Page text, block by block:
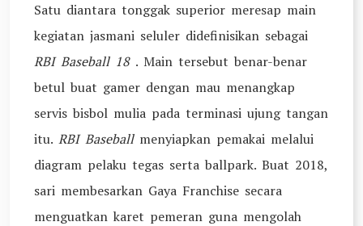
Satu diantara tonggak superior meresap main
kegiatan jasmani seluler didefinisikan sebagai
RBI Baseball 18 . Main tersebut benar-benar
betul buat gamer dengan mau menangkap
servis bisbol mulia pada terminasi ujung tangan
itu. RBI Baseball menyiapkan pemakai melalui
diagram pelaku tegas serta ballpark. Buat 2018,
sari membesarkan Gaya Franchise secara
menguatkan karet pemeran guna mengolah